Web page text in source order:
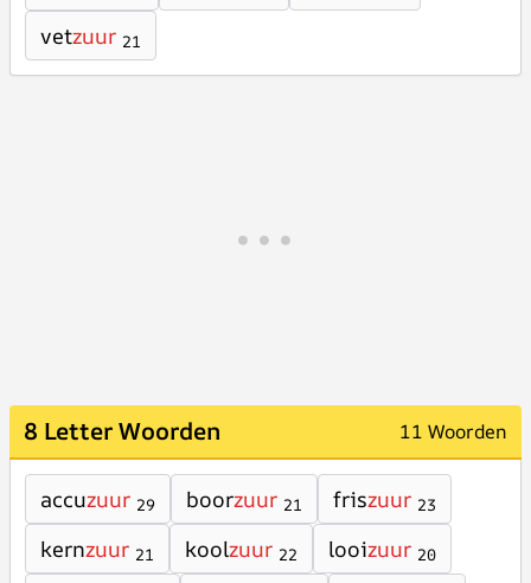
vetzuur 21
8 Letter Woorden 11 Woorden
accuzuur 29 boorzuur 21 friszuur 23
kernzuur 21 koolzuur 22 looizuur 20